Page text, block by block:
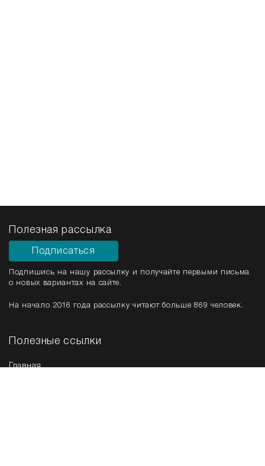
Полезная рассылка
Подписаться
Подпишись на нашу рассылку и получайте первыми письма
о новых вариантах на сайте.
На начало 2016 года рассылку читают больше 869 человек.
Полезные ссылки
Главная